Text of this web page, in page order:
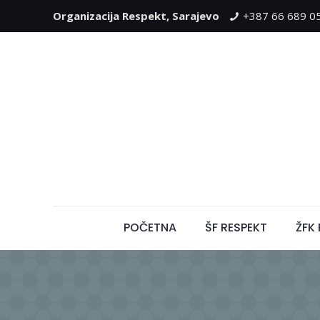
Organizacija Respekt, Sarajevo +387 66 689
POČETNA ŠF RESPEKT ŽFK